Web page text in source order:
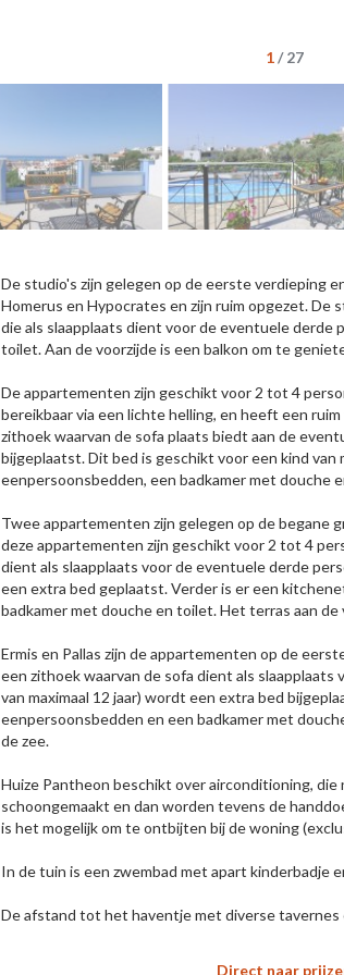
1/27
De studio's zijn gelegen op de eerste verdieping
Homerus en Hypocrates en zijn ruim opgezet.
die als slaapplaats dient voor de eventuele
toilet. Aan de voorzijde is een balkon om te
De appartementen zijn geschikt voor 2 tot 4
bereikbaar via een lichte helling, en heeft een
zithoek waarvan de sofa plaats biedt aan de
bijgeplaatst. Dit bed is geschikt voor een kind van
eenpersoonsbedden, een badkamer met douche
Twee appartementen zijn gelegen op de begane
deze appartementen zijn geschikt voor 2 tot 4
dient als slaapplaats voor de eventuele derde
een extra bed geplaatst. Verder is er een
badkamer met douche en toilet. Het terras aan
Ermis en Pallas zijn de appartementen op de
een zithoek waarvan de sofa dient als
van maximaal 12 jaar) wordt een extra bed
eenpersoonsbedden en een badkamer met
de zee.
Huize Pantheon beschikt over airconditioning,
schoongemaakt en dan worden tevens de
is het mogelijk om te ontbijten bij de woning
In de tuin is een zwembad met apart kinderbadje
De afstand tot het haventje met diverse tavernes
Direct naar